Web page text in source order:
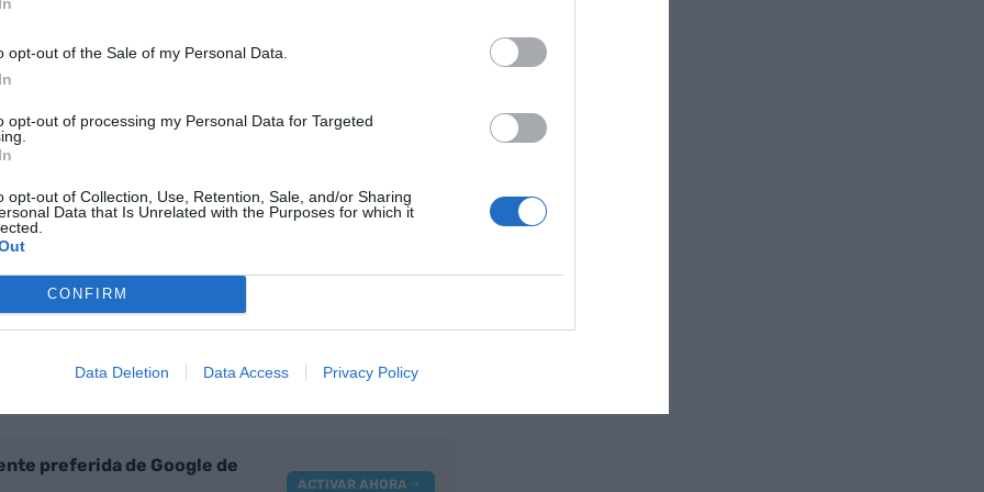
opt-out of the Sale of my Personal Data.
opt-out of processing my Personal Data for Targeted
opt-out of Collection, Use, Retention, Sale, and/or Sharing
Data that Is Unrelated with the Purposes for which it
CONFIRM
Data Deletion Data Access Privacy Policy
- BBVA: crónica de una OPA
Sabadell presentará los resultados del primer
posteriores, celebrará suCapital Markets Day,
Estratégico 2025-2027. Esta hoja de ruta
y creación de valor del banco como
de que los accionistas puedan comparar
o integrarse en el BBVA.
preferida de Google de
ACTIVAR AHORA